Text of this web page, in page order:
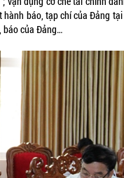
báo, tạp chí của Đảng
báo của Đảng…